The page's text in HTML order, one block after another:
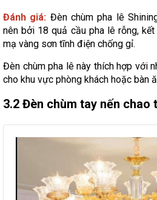
Đánh giá: Đèn chùm pha lê
nên bởi 18 quả cầu pha lê rỗng,
mạ vàng sơn tĩnh điện chống gỉ.
Đèn chùm pha lê này thích hợp với
cho khu vực phòng khách hoặc bàn
3.2 Đèn chùm tay nến chao